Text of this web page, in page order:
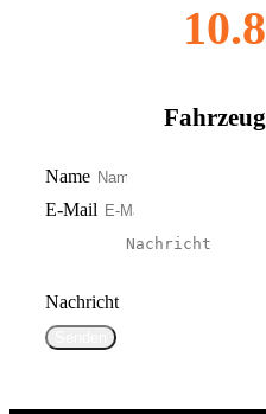
Name
E-Mail
Nachricht